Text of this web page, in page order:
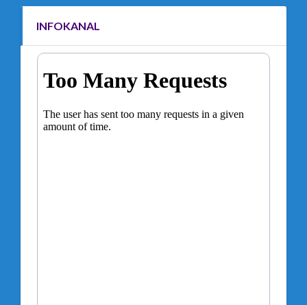
INFOKANAL